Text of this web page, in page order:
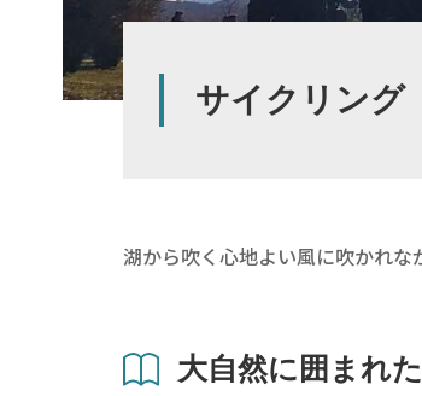
サイクリング
湖から吹く心地よい風に吹かれな
大自然に囲まれ